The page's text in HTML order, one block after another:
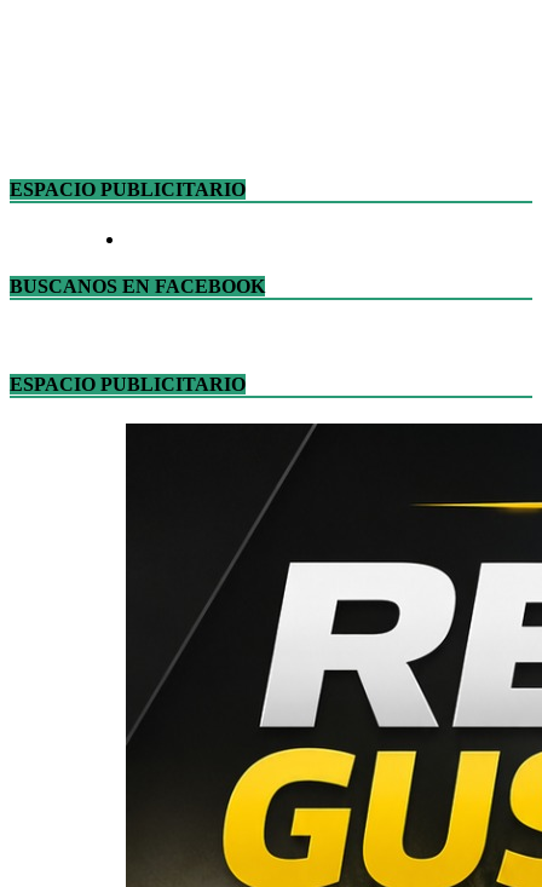
ESPACIO PUBLICITARIO
BUSCANOS EN FACEBOOK
ESPACIO PUBLICITARIO